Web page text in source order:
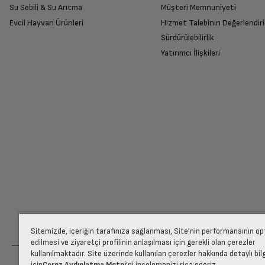
İade Talebiniz Onaylansın
Yetkili servis gerekli kontrolleri sağladıktan
Su Sebili & Su Arıtma
Evcil Hayvan Ürünleri
Müşteri Memnuniyeti
Hizmet Talebinin
Sürdürülebilirlik
Yatırımcı İlişkileri
Sitemizde, içeriğin tarafınıza sağlanması, Site’nin performansının
edilmesi ve ziyaretçi profilinin anlaşılması için gerekli olan çerezler
kullanılmaktadır. Site üzerinde kullanılan çerezler hakkında detaylı